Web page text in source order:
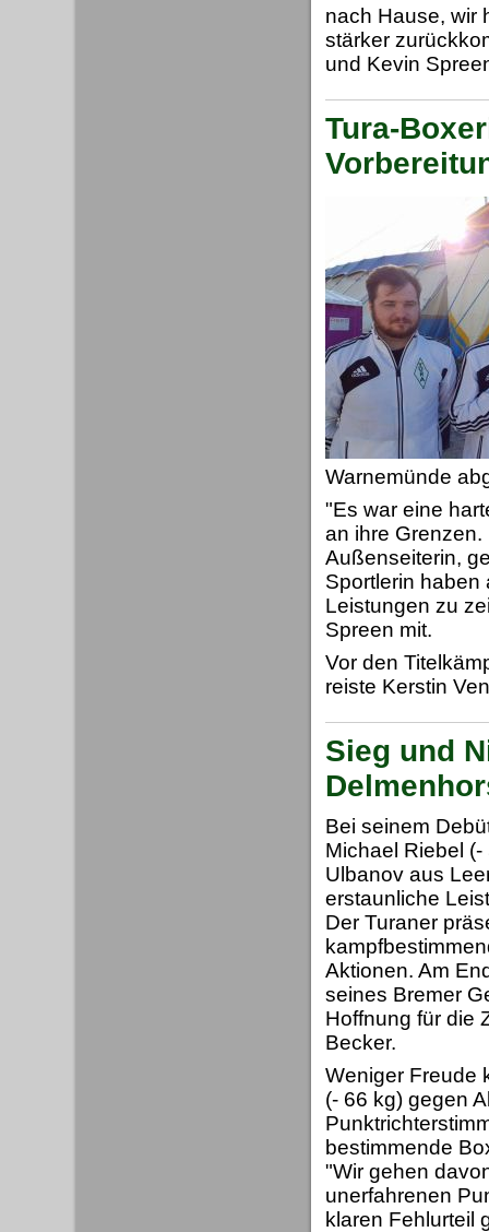
nach Hause, wir
stärker
und Kevin
Tura-
Warnemünde
"Es war eine
an ihre
Außenseiterin,
Sportlerin haben
Leistungen zu
Spreen mit.
Vor den
reiste Kerstin
Sieg und
Bei seinem
Michael Riebel
Ulbanov aus
erstaunliche
Der Turaner
Aktionen. Am
seines Bremer
Hoffnung für die
Becker.
Weniger Freude
(- 66 kg) gegen
bestimmende
"Wir gehen
unerfahrenen
klaren Fehlurteil